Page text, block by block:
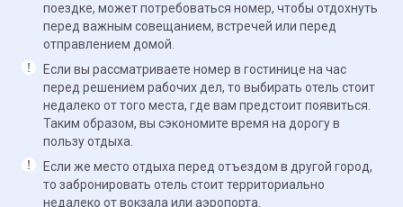
поездке, может потребоваться номер, чтобы отдохнуть
перед важным совещанием, встречей или перед
отправлением домой.
Если вы рассматриваете номер в гостинице на час
перед решением рабочих дел, то выбирать отель стоит
недалеко от того места, где вам предстоит появиться.
Таким образом, вы сэкономите время на дорогу в
пользу отдыха.
Если же место отдыха перед отъездом в другой город,
то забронировать отель стоит территориально
недалеко от вокзала или аэропорта.